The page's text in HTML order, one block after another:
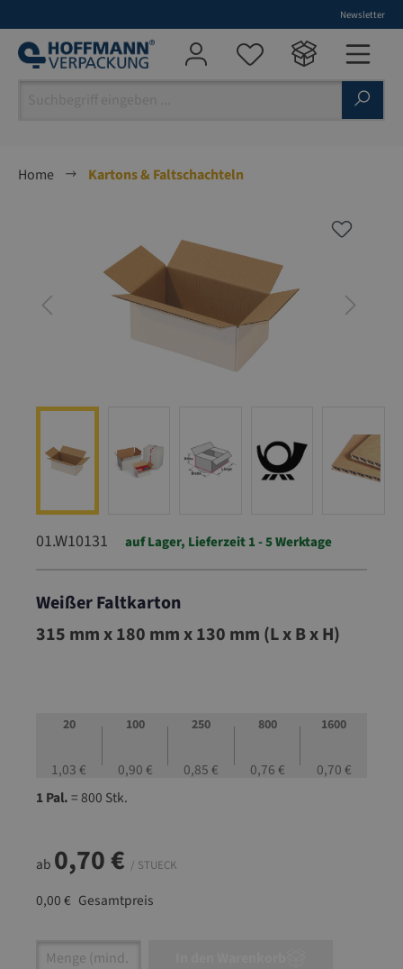
Newsletter
Home
Kartons & Faltschachteln
01.W10131 auf Lager, Lieferzeit 1 - 5 Werktage
Weißer Faltkarton
01.W10131
315 mm x 180 mm x 130 mm (L x B x H)
20
1,03 €
100
0,90 €
250
0,85 €
800
0,76 €
1600
0,70 €
1 Pal.= 800 Stk.
ab 0,70 € / STUECK
0,00 € Gesamtpreis
Artikel Anzahl: Gib den gewünschten Wert